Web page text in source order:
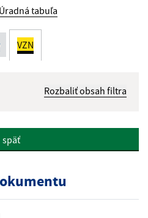
Úradná tabuľa
VZN
Rozbaliť obsah filtra
späť